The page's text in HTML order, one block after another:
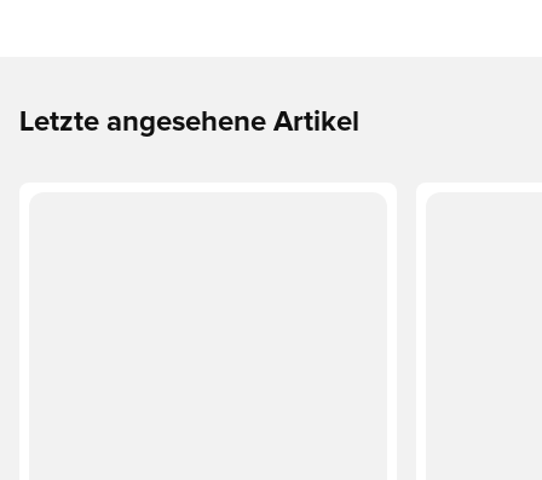
Letzte angesehene Artikel